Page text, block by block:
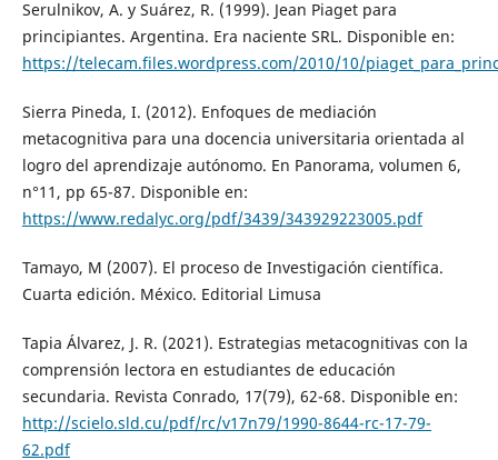
Serulnikov, A. y Suárez, R. (1999). Jean Piaget para
principiantes. Argentina. Era naciente SRL. Disponible en:
https://telecam.files.wordpress.com/2010/10/
Sierra Pineda, I. (2012). Enfoques de mediación
metacognitiva para una docencia universitaria orientada al
logro del aprendizaje autónomo. En Panorama, volumen 6,
n°11, pp 65-87. Disponible en:
https://www.redalyc.org/pdf/3439/343929223005.pdf
Tamayo, M (2007). El proceso de Investigación científica.
Cuarta edición. México. Editorial Limusa
Tapia Álvarez, J. R. (2021). Estrategias metacognitivas con la
comprensión lectora en estudiantes de educación
secundaria. Revista Conrado, 17(79), 62-68. Disponible en:
http://scielo.sld.cu/pdf/rc/v17n79/1990-8644-rc-17-79-
62.pdf